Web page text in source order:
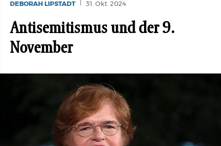
DEBORAH LIPSTADT 31. Okt. 2024
Antisemitismus und der 9.
November